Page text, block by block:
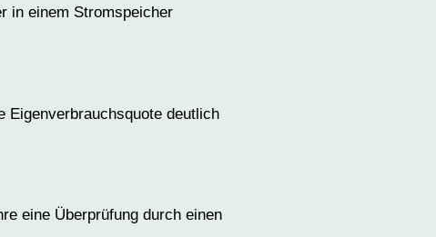
in einem Stromspeicher
Eigenverbrauchsquote deutlich
eine Überprüfung durch einen